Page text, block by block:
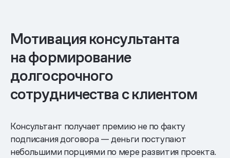
Мотивация консультанта
на формирование
долгосрочного
сотрудничества с клиентом
Консультант получает премию не по факту
подписания договора — деньги поступают
небольшими порциями по мере развития проекта.